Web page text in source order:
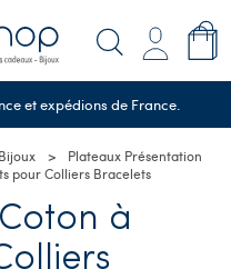
et expédions de France.
Plateaux Présentation
pour Colliers Bracelets
à